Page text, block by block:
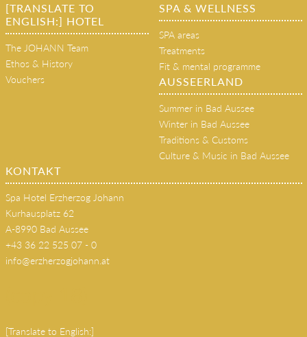
[TRANSLATE TO
ENGLISH:] HOTEL
The JOHANN Team
Ethos & History
Vouchers
SPA & WELLNESS
SPA areas
Treatments
Fit & mental programme
AUSSEERLAND
Summer in Bad Aussee
Winter in Bad Aussee
Traditions & Customs
Culture & Music in Bad Aussee
KONTAKT
Spa Hotel Erzherzog Johann
Kurhausplatz 62
A-8990 Bad Aussee
+43 36 22 525 07 - 0
info@erzherzogjohann.at
[Translate to English:]